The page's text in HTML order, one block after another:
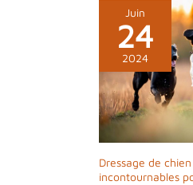
Juin
24
2024
Dressage de
incontournables